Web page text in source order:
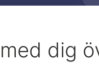
dig